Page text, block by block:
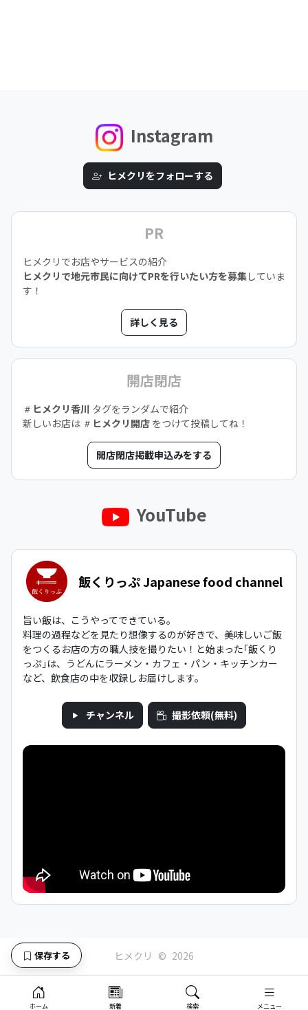
Instagram
ヒメクリをフォローする
PR
ヒメクリでお店やサービスの紹介
ヒメクリで地元市民に向けてPRを行いたい方を募集していま
す！
詳しく見る
開店閉店
ヒメクリ香川 タグをランダムで紹介
新しいお店は
ヒメクリ開店 をつけて投稿してね！
開店閉店掲載申込みをする
YouTube
飯くりっぷ Japanese food channel
旨い飯は、こうやってできている。
料理の過程などを見たり想像するのが好きで、美味しいご飯
をつくるお店の方の職人技を撮りたい！と始まった｢飯くり
っぷ｣は、うどんにラーメン・カフェ・パン・キッチンカー
など、飲食店の中を収録しお届けします。
チャンネル 撮影依頼(無料)
ヒメクリ © 2026
保存する
ホーム 新着 検索 メニュー